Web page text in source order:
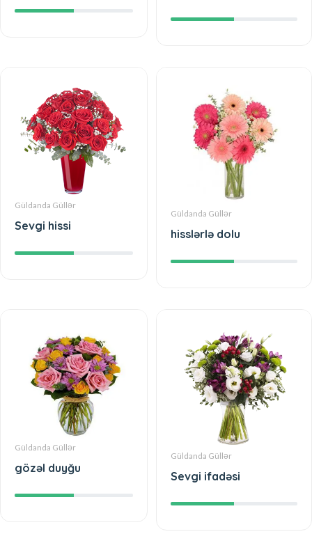
Güldanda Güllər
Sevgi hissi
Güldanda Güllər
hisslərlə dolu
Güldanda Güllər
gözəl duyğu
Güldanda Güllər
Sevgi ifadəsi